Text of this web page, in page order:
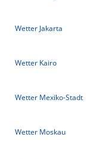
Wetter Jakarta
Wetter Kairo
Wetter Mexiko-Stadt
Wetter Moskau